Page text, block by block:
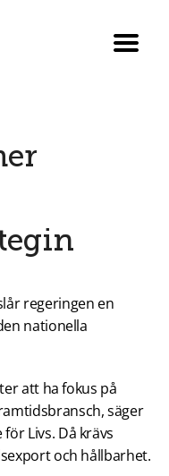
regeringen en
nationella
att ha fokus på
säger
Livs. Då krävs
och hållbarhet.